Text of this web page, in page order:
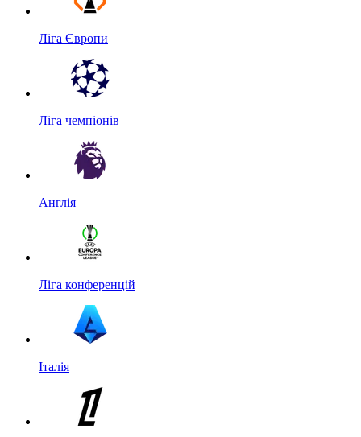
Ліга Європи
Ліга чемпіонів
Англія
Ліга конференцій
Італія